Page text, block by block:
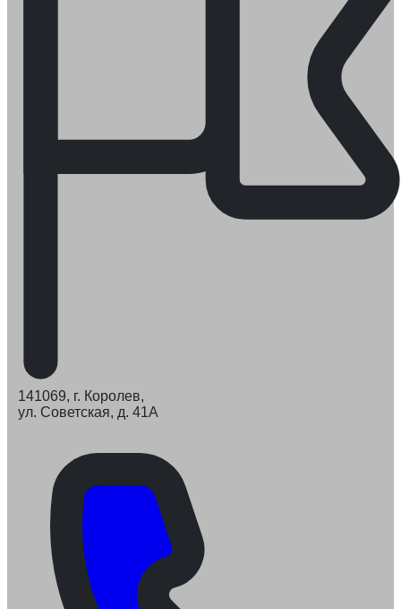
141069, г. Королев,
ул. Советская, д. 41А